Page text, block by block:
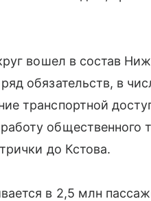
вошел в состав
обязательств, в
транспортной
общественного
до Кстова.
в 2,5 млн